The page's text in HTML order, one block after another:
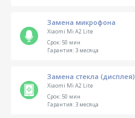
Замена микрофона
Xiaomi Mi A2 Lite
Срок:50 мин
Гарантия:3 месяца
Замена стекла (дисплея)
Xiaomi Mi A2 Lite
Срок:50 мин
Гарантия:3 месяца